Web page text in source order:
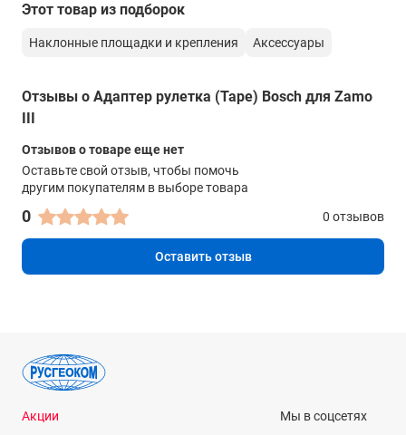
Этот товар из подборок
Наклонные площадки и крепления Аксессуары
Отзывы о Адаптер рулетка (Tape) Bosch для Zamo
III
Отзывов о товаре еще нет
Оставьте свой отзыв, чтобы помочь
другим покупателям в выборе товара
0 0 отзывов
Оставить отзыв
Акции
Мы в соцсетях